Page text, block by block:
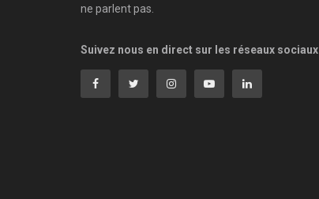
ne parlent pas.
Suivez nous en direct sur les réseaux sociaux